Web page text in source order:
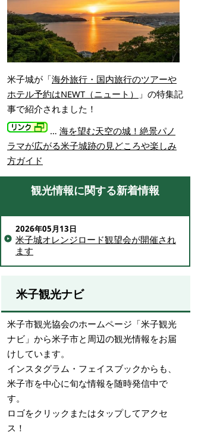
米子城が「海外旅行・国内旅行のツアーや
ホテル予約はNEWT（ニュート）
」の特集記
事で紹介されました！
… 海を望む天空の城！絶景パノ
ラマが広がる米子城跡の見どころや楽しみ
方ガイド
観光情報に関する新着情報
2026年05月13日
米子城オレンジロード観望会が開催され
ます
米子観光ナビ
米子市観光協会のホームページ「米子観光
ナビ」から米子市と周辺の観光情報をお届
けしています。
インスタグラム・フェイスブックからも、
米子市を中心に旬な情報を随時発信中で
す。
ロゴをクリックまたはタップしてアクセ
ス！